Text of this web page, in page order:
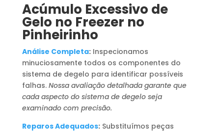
Acúmulo Excessivo de
Gelo no Freezer no
Pinheirinho
Análise Completa:Inspecionamos
minuciosamente todos os componentes do
sistema de degelo para identificar possíveis
falhas. Nossa avaliação detalhada garante que
cada aspecto do sistema de degelo seja
examinado com precisão.
Reparos Adequados:Substituímos peças